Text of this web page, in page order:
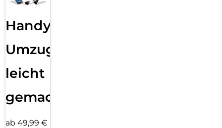
Handy
Umzug
leicht
gemacht!
ab 49,99 €